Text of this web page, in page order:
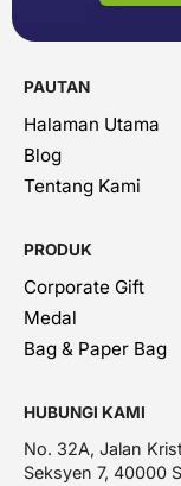
PAUTAN
Halaman Utama
Blog
Tentang Kami
PRODUK
Corporate Gift
Medal
Bag & Paper Bag
HUBUNGI KAMI
No. 32A, Jalan
Seksyen 7, 40000